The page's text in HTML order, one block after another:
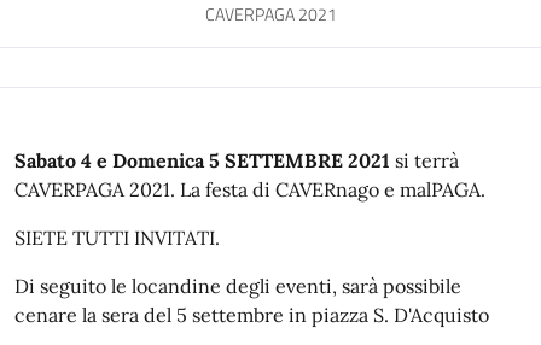
CAVERPAGA 2021
Sabato 4 e Domenica 5 SETTEMBRE 2021 si terrà
CAVERPAGA 2021. La festa di CAVERnago e malPAGA.
SIETE TUTTI INVITATI.
Di seguito le locandine degli eventi, sarà possibile
cenare la sera del 5 settembre in piazza S. D'Acquisto